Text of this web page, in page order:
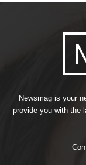
Newsmag is your
provide you with the